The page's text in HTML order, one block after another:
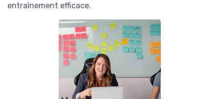
entraînement efficace.